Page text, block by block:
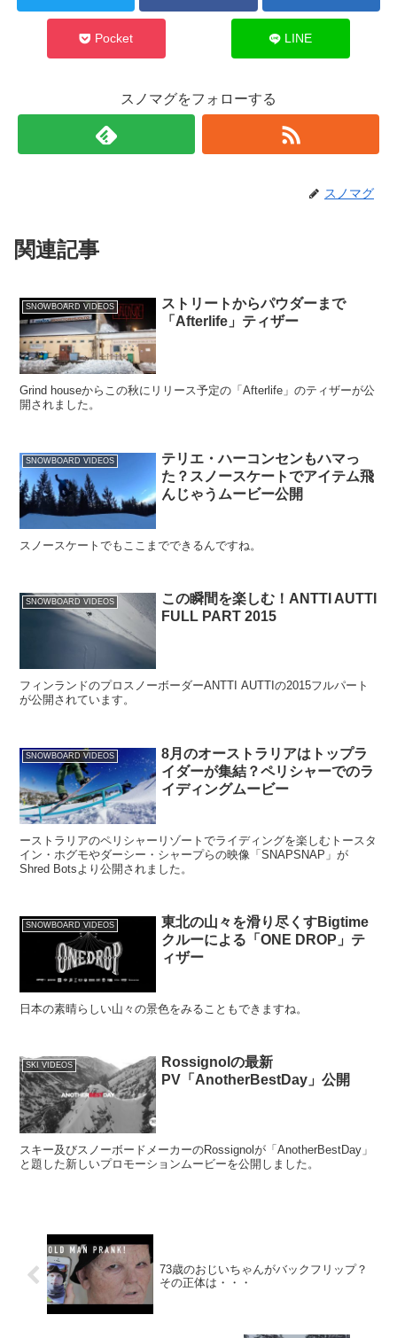
Pocket LINE
スノマグをフォローする
スノマグ
関連記事
SNOWBOARD VIDEOS
ストリートからパウダーまで
「Afterlife」ティザー
Grind houseからこの秋にリリース予定の「Afterlife」のティザーが公
開されました。
SNOWBOARD VIDEOS
テリエ・ハーコンセンもハマっ
た？スノースケートでアイテム飛
んじゃうムービー公開
スノースケートでもここまでできるんですね。
SNOWBOARD VIDEOS
この瞬間を楽しむ！ANTTI AUTTI
FULL PART 2015
フィンランドのプロスノーボーダーANTTI AUTTIの2015フルパート
が公開されています。
SNOWBOARD VIDEOS
8月のオーストラリアはトップラ
イダーが集結？ペリシャーでのラ
イディングムービー
ーストラリアのペリシャーリゾートでライディングを楽しむトースタ
イン・ホグモやダーシー・シャープらの映像「SNAPSNAP」が
Shred Botsより公開されました。
SNOWBOARD VIDEOS
東北の山々を滑り尽くすBigtime
クルーによる「ONE DROP」テ
ィザー
日本の素晴らしい山々の景色をみることもできますね。
SKI VIDEOS
Rossignolの最新
PV「AnotherBestDay」公開
スキー及びスノーボードメーカーのRossignolが「AnotherBestDay」
と題した新しいプロモーションムービーを公開しました。
73歳のおじいちゃんがバックフリップ？
その正体は・・・